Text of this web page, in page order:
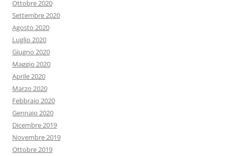
Ottobre 2020
Settembre 2020
Agosto 2020
Luglio 2020
Giugno 2020
Maggio 2020
Aprile 2020
Marzo 2020
Febbraio 2020
Gennaio 2020
Dicembre 2019
Novembre 2019
Ottobre 2019